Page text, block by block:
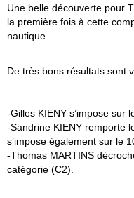
Une belle découverte pour
la première fois à cette
nautique.
De très bons résultats sont
:
-Gilles KIENY s’impose sur
-Sandrine KIENY remporte
s’impose également sur le
-Thomas MARTINS
catégorie (C2).